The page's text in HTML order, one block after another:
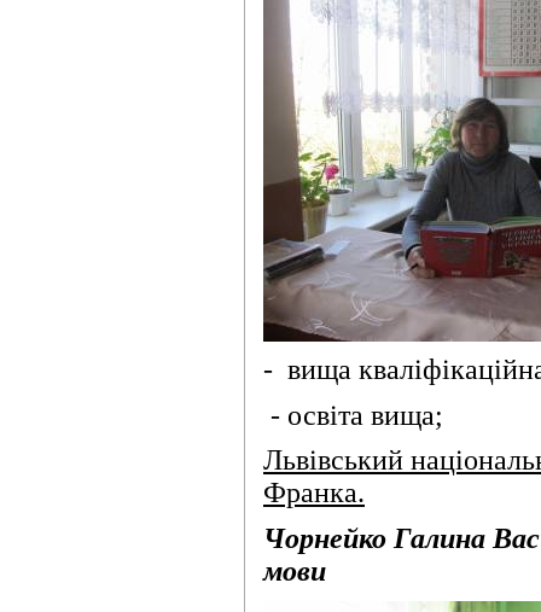
- вища
- освіта вища;
Львівський
Франка.
Чорнейко Галина
мови